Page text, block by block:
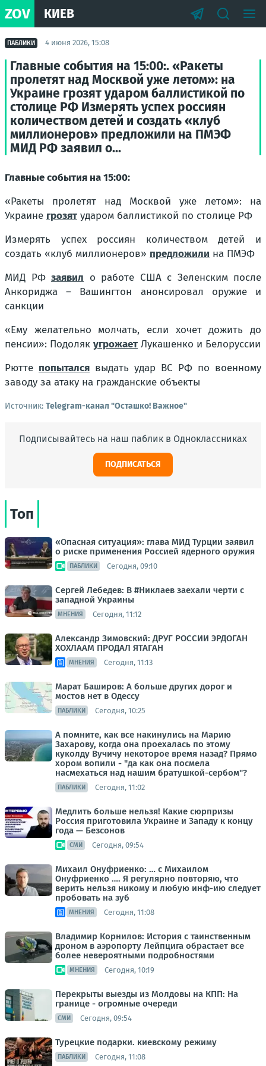
ZOV КИЕВ
ПАБЛИКИ 4 июня 2026, 15:08
Главные события на 15:00:. «Ракеты
пролетят над Москвой уже летом»: на
Украине грозят ударом баллистикой по
столице РФ Измерять успех россиян
количеством детей и создать «клуб
миллионеров» предложили на ПМЭФ
МИД РФ заявил о...
Главные события на 15:00:
«Ракеты пролетят над Москвой уже летом»: на
Украине грозят ударом баллистикой по столице РФ
Измерять успех россиян количеством детей и
создать «клуб миллионеров» предложили на ПМЭФ
МИД РФ заявил о работе США с Зеленским после
Анкориджа – Вашингтон анонсировал оружие и
санкции
«Ему желательно молчать, если хочет дожить до
пенсии»: Подоляк угрожает Лукашенко и Белоруссии
Рютте попытался выдать удар ВС РФ по военному
заводу за атаку на гражданские объекты
Источник: Telegram-канал "Осташко! Важное"
Подписывайтесь на наш паблик в Одноклассниках
ПОДПИСАТЬСЯ
Топ
«Опасная ситуация»: глава МИД Турции заявил
о риске применения Россией ядерного оружия
ПАБЛИКИ Сегодня, 09:10
Сергей Лебедев: В #Никлаев заехали черти с
западной Украины
МНЕНИЯ Сегодня, 11:12
Александр Зимовский: ДРУГ РОССИИ ЭРДОГАН
ХОХЛААМ ПРОДАЛ ЯТАГАН
МНЕНИЯ Сегодня, 11:13
Марат Баширов: А больше других дорог и
мостов нет в Одессу
ПАБЛИКИ Сегодня, 10:25
А помните, как все накинулись на Марию
Захарову, когда она проехалась по этому
куколду Вучичу некоторое время назад? Прямо
хором вопили - "да как она посмела
насмехаться над нашим братушкой-сербом"?
ПАБЛИКИ Сегодня, 11:02
Медлить больше нельзя! Какие сюрпризы
Россия приготовила Украине и Западу к концу
года — Безсонов
СМИ Сегодня, 09:54
Михаил Онуфриенко: … с Михаилом
Онуфриенко …. Я регулярно повторяю, что
верить нельзя никому и любую инф-ию следует
пробовать на зуб
МНЕНИЯ Сегодня, 11:08
Владимир Корнилов: История с таинственным
дроном в аэропорту Лейпцига обрастает все
более невероятными подробностями
МНЕНИЯ Сегодня, 10:19
Перекрыты выезды из Молдовы на КПП: На
границе - огромные очереди
СМИ Сегодня, 09:54
Турецкие подарки. киевскому режиму
ПАБЛИКИ Сегодня, 11:08